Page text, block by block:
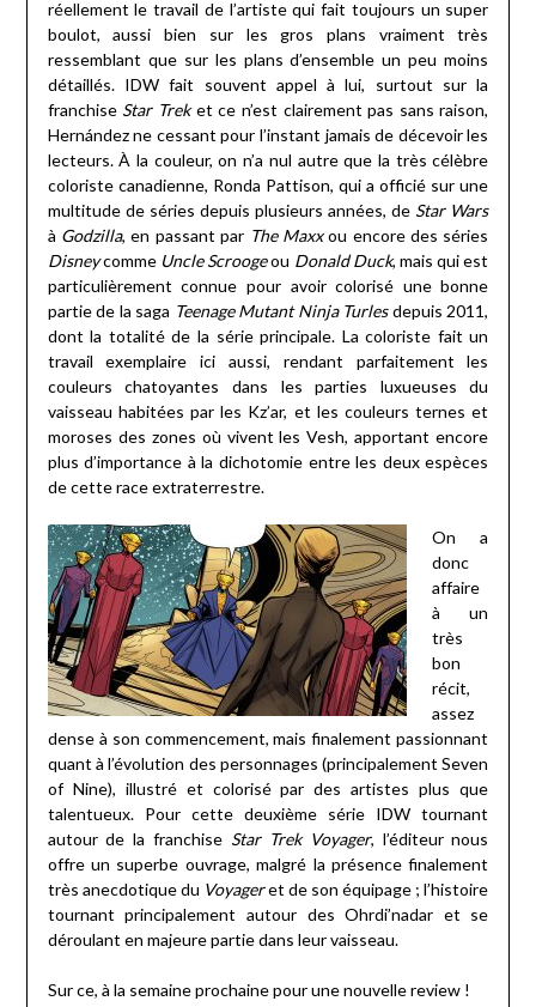
réellement le travail de l’artiste qui fait toujours un super
boulot, aussi bien sur les gros plans vraiment très
ressemblant que sur les plans d’ensemble un peu moins
détaillés. IDW fait souvent appel à lui, surtout sur la
franchise Star Treket ce n’est clairement pas sans raison,
Hernández ne cessant pour l’instant jamais de décevoir les
lecteurs. À la couleur, on n’a nul autre que la très célèbre
coloriste canadienne, Ronda Pattison, qui a officié sur une
multitude de séries depuis plusieurs années, de Star Wars
à Godzilla, en passant par The Maxxou encore des séries
Disneycomme Uncle Scroogeou Donald Duck, mais qui est
particulièrement connue pour avoir colorisé une bonne
partie de la saga Teenage Mutant Ninja Turlesdepuis 2011,
dont la totalité de la série principale. La coloriste fait un
travail exemplaire ici aussi, rendant parfaitement les
couleurs chatoyantes dans les parties luxueuses du
vaisseau habitées par les Kz’ar, et les couleurs ternes et
moroses des zones où vivent les Vesh, apportant encore
plus d’importance à la dichotomie entre les deux espèces
de cette race extraterrestre.
On a
donc
affaire
à un
très
bon
récit,
assez
dense à son commencement, mais finalement passionnant
quant à l’évolution des personnages (principalement Seven
of Nine), illustré et colorisé par des artistes plus que
talentueux. Pour cette deuxième série IDW tournant
autour de la franchise Star Trek Voyager, l’éditeur nous
offre un superbe ouvrage, malgré la présence finalement
très anecdotique du Voyageret de son équipage ; l’histoire
tournant principalement autour des Ohrdi’nadar et se
déroulant en majeure partie dans leur vaisseau.
Sur ce, à la semaine prochaine pour une nouvelle review !